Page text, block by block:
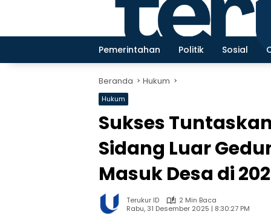
Pemerintahan Politik Sosial
Beranda Hukum
Hukum
Sukses
Sidang Luar
Masuk Desa di
Terukur ID
2 Min Baca
Rabu, 31 Desember 2025 | 8:30:27 PM